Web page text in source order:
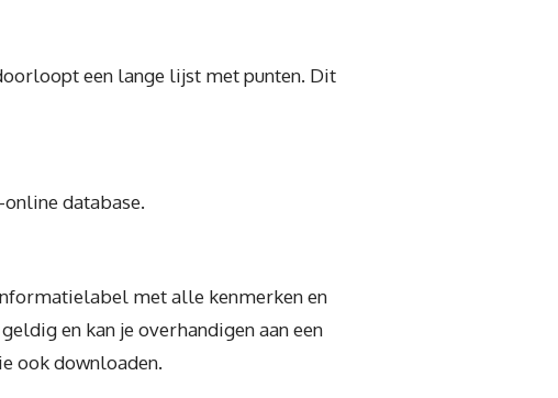
een lange lijst met punten. Dit
database.
met alle kenmerken en
en kan je overhandigen aan een
ook downloaden.